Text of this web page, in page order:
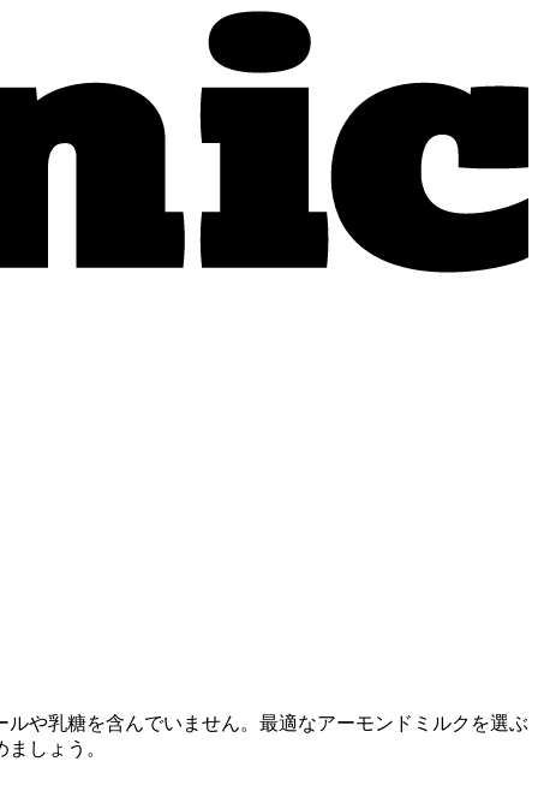
や乳糖を含んでいません。最適なアーモンドミルクを選ぶ
しょう。